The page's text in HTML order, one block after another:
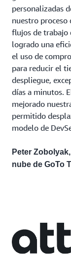
personalizadas
nuestro proceso
flujos de trabajo
logrado una
el uso de
para reducir el
despliegue,
días a minutos.
mejorado
permitido
modelo de
Peter
nube de GoTo